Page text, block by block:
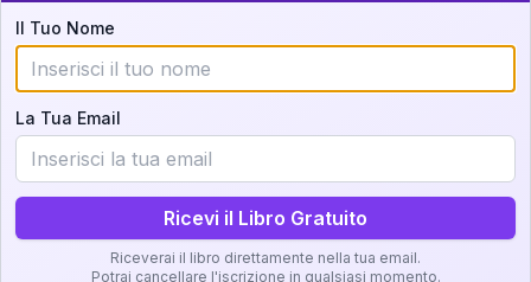
18.5-19 +
Clicca su ogni zona per leggere la definizione e
l'interpretazione!
Zona del Ritratto
Il Tuo Nome
La Tua Email
Ricevi il Libro Gratuito
Riceverai il libro direttamente nella tua email.
Potrai cancellare l'iscrizione in qualsiasi momento.